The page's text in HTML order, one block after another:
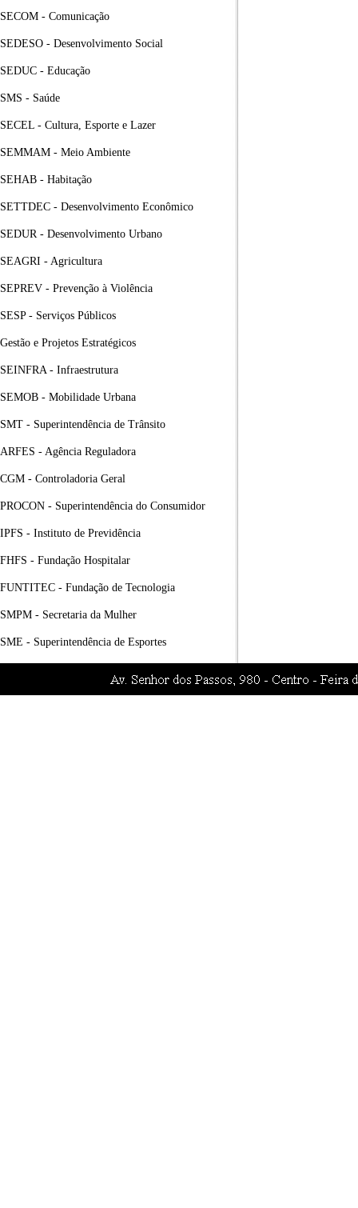
SECOM - Comunicação
SEDESO - Desenvolvimento Social
SEDUC - Educação
SMS - Saúde
SECEL - Cultura, Esporte e Lazer
SEMMAM - Meio Ambiente
SEHAB - Habitação
SETTDEC - Desenvolvimento Econômico
SEDUR - Desenvolvimento Urbano
SEAGRI - Agricultura
SEPREV - Prevenção à Violência
SESP - Serviços Públicos
Gestão e Projetos Estratégicos
SEINFRA - Infraestrutura
SEMOB - Mobilidade Urbana
SMT - Superintendência de Trânsito
ARFES - Agência Reguladora
CGM - Controladoria Geral
PROCON - Superintendência do Consumidor
IPFS - Instituto de Previdência
FHFS - Fundação Hospitalar
FUNTITEC - Fundação de Tecnologia
SMPM - Secretaria da Mulher
SME - Superintendência de Esportes